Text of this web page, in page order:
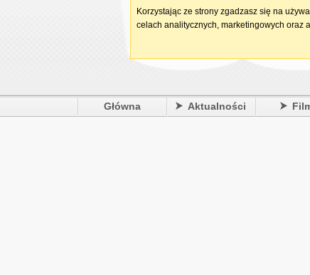
Główna Aktualności
Korzystając ze strony zgadzasz się na
celach analitycznych, marketingowych oraz